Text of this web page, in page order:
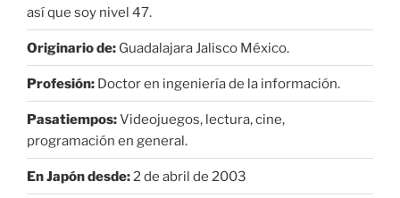
así que soy nivel 47.
Originario de: Guadalajara Jalisco México.
Profesión: Doctor en ingeniería de la información.
Pasatiempos:Videojuegos, lectura, cine,
programación en general.
En Japón desde:2 de abril de 2003